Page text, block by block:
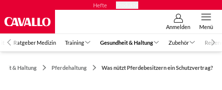
Hefte
Anmelden Menü
Ratgeber Medizin Training Gesundheit & Haltung Zubehör
& Haltung Pferdehaltung Was nützt Pferdebesitzern ein Schutzvertrag?